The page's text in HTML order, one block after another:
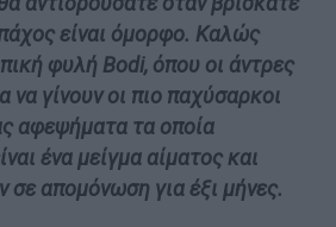
είναι όμορφο. Καλώς
φυλή Bodi, όπου οι άντρες
να γίνουν οι πιο παχύσαρκοι
αφεψήματα τα οποία
ένα μείγμα αίματος και
σε απομόνωση για έξι μήνες.